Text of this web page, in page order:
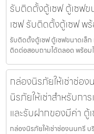
รับติดตั้งตู้เซฟ ตู้เซฟ
เซฟ รับติดตั้งตู้เซฟ พ
รับติดตั้งตู้เซฟ ตู้เซฟขนาดเล็
ติดต่อสอบถามได้ตลอด พร้อม
กล่องนิรภัยให้เช่าช่อ
นิรภัยให้เช่าสำหรับกา
และรับฝากของมีค่า ตู้
กล่องนิรภัยให้เช่าช่องนนทรี